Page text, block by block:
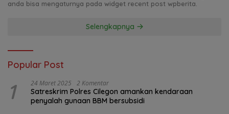
anda bisa mengaturnya pada widget recent post wpberita.
Selengkapnya
Popular Post
1 24 Maret 2025 2 Komentar
Satreskrim Polres Cilegon amankan kendaraan
penyalah gunaan BBM bersubsidi